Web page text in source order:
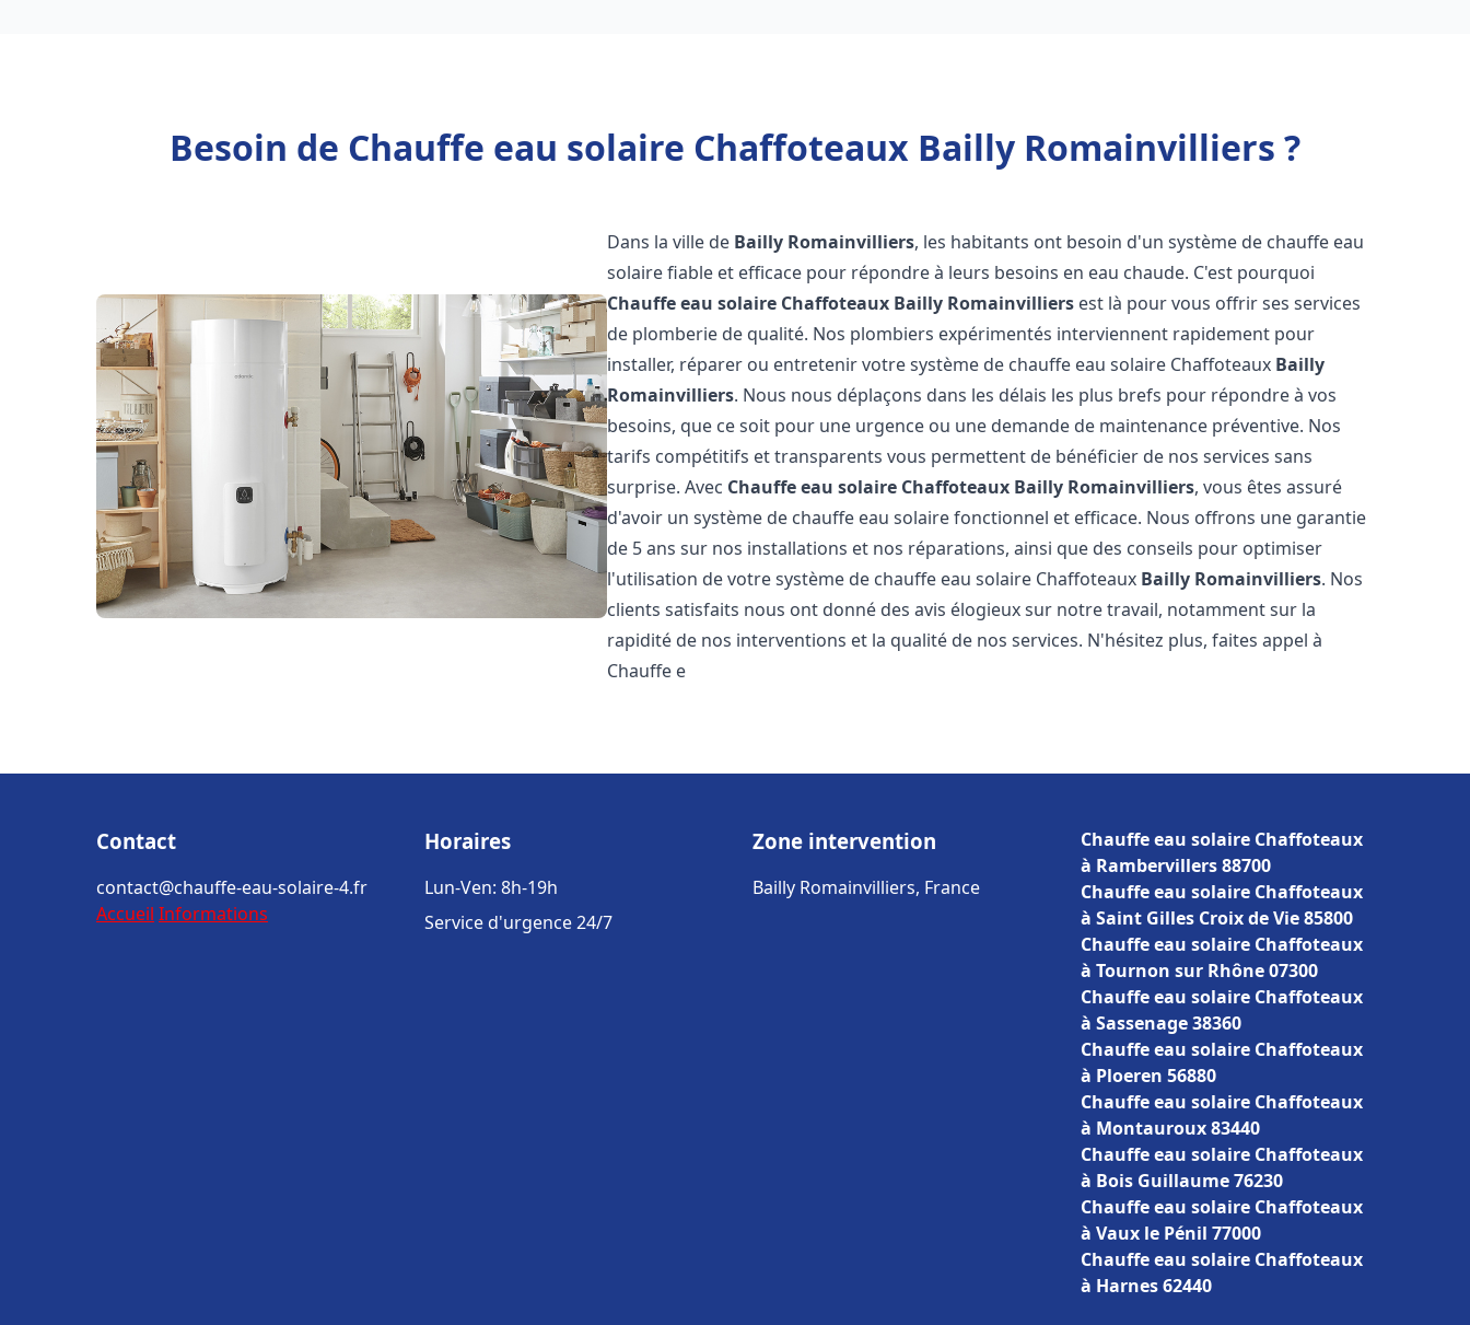
Besoin de Chauffe eau solaire Chaffoteaux Bailly Romainvilliers ?
Dans la ville de Bailly Romainvilliers, les habitants ont besoin d'un système de chauffe eau
solaire fiable et efficace pour répondre à leurs besoins en eau chaude. C'est pourquoi
Chauffe eau solaire Chaffoteaux Bailly Romainvilliers est là pour vous offrir ses services
de plomberie de qualité. Nos plombiers expérimentés interviennent rapidement pour
installer, réparer ou entretenir votre système de chauffe eau solaire Chaffoteaux Bailly
Romainvilliers. Nous nous déplaçons dans les délais les plus brefs pour répondre à vos
besoins, que ce soit pour une urgence ou une demande de maintenance préventive. Nos
tarifs compétitifs et transparents vous permettent de bénéficier de nos services sans
surprise. Avec Chauffe eau solaire Chaffoteaux Bailly Romainvilliers, vous êtes assuré
d'avoir un système de chauffe eau solaire fonctionnel et efficace. Nous offrons une garantie
de 5 ans sur nos installations et nos réparations, ainsi que des conseils pour optimiser
l'utilisation de votre système de chauffe eau solaire Chaffoteaux Bailly Romainvilliers. Nos
clients satisfaits nous ont donné des avis élogieux sur notre travail, notamment sur la
rapidité de nos interventions et la qualité de nos services. N'hésitez plus, faites appel à
Chauffe e
Contact
contact@chauffe-eau-solaire-4.fr
Accueil Informations
Horaires
Lun-Ven: 8h-19h
Service d'urgence 24/7
Zone intervention
Bailly Romainvilliers, France
Chauffe eau solaire Chaffoteaux
à Rambervillers 88700
Chauffe eau solaire Chaffoteaux
à Saint Gilles Croix de Vie 85800
Chauffe eau solaire Chaffoteaux
à Tournon sur Rhône 07300
Chauffe eau solaire Chaffoteaux
à Sassenage 38360
Chauffe eau solaire Chaffoteaux
à Ploeren 56880
Chauffe eau solaire Chaffoteaux
à Montauroux 83440
Chauffe eau solaire Chaffoteaux
à Bois Guillaume 76230
Chauffe eau solaire Chaffoteaux
à Vaux le Pénil 77000
Chauffe eau solaire Chaffoteaux
à Harnes 62440